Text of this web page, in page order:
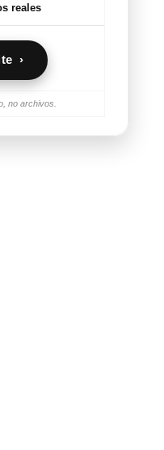
reales
›
no archivos.